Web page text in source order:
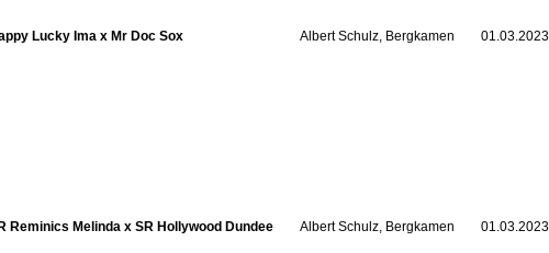
Lucky Ima x Mr Doc Sox Albert Schulz, Bergkamen 01.03.2023
Reminics Melinda x SR Hollywood Dundee Albert Schulz, Bergkamen 01.03.2023